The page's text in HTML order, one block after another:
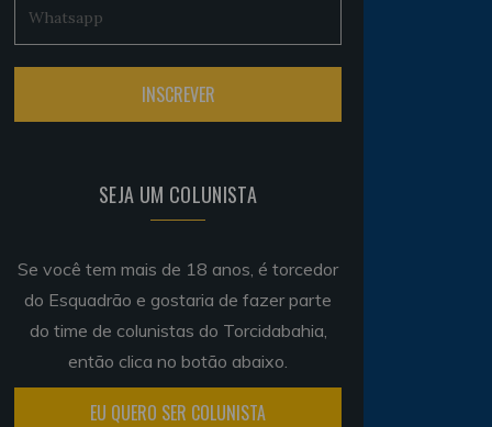
SEJA UM COLUNISTA
Se você tem mais de 18 anos, é torcedor
do Esquadrão e gostaria de fazer parte
do time de colunistas do Torcidabahia,
então clica no botão abaixo.
EU QUERO SER COLUNISTA